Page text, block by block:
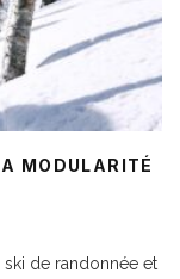
MODULARITÉ
ski de randonnée et